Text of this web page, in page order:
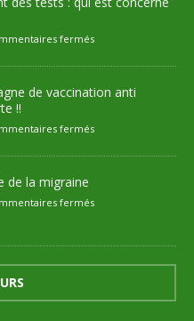
fermés
de vaccination anti
!!
fermés
de la migraine
fermés